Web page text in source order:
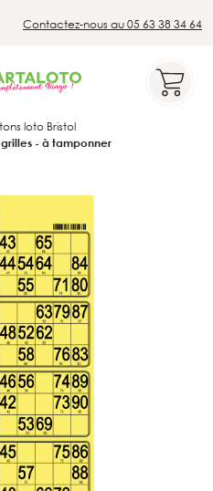
Contactez-nous au 05 63 38 34 64
loto Bristol
- à tamponner